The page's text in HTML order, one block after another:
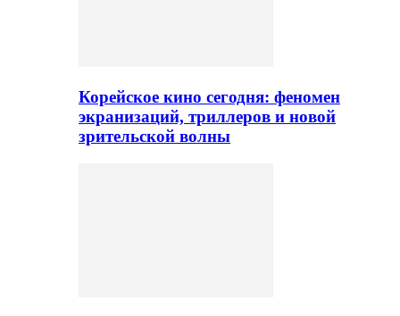
Корейское кино сегодня: феномен
экранизаций, триллеров и новой
зрительской волны